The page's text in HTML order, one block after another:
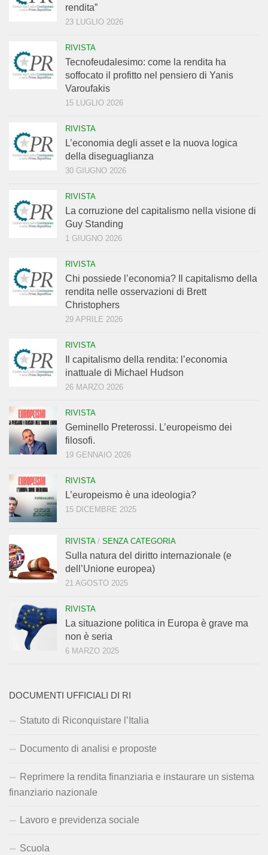
rendita”
23 LUGLIO 2026
RIVISTA
Tecnofeudalesimo: come la rendita ha
soffocato il profitto nel pensiero di Yanis
Varoufakis
15 LUGLIO 2026
RIVISTA
L’economia degli asset e la nuova logica
della diseguaglianza
30 GIUGNO 2026
RIVISTA
La corruzione del capitalismo nella visione di
Guy Standing
1 GIUGNO 2026
RIVISTA
Chi possiede l’economia? Il capitalismo della
rendita nelle osservazioni di Brett
Christophers
29 APRILE 2026
RIVISTA
Il capitalismo della rendita: l’economia
inattuale di Michael Hudson
26 MARZO 2026
RIVISTA
Geminello Preterossi. L’europeismo dei
filosofi.
19 GENNAIO 2026
RIVISTA
L’europeismo è una ideologia?
15 DICEMBRE 2025
RIVISTA/ SENZA CATEGORIA
Sulla natura del diritto internazionale (e
dell’Unione europea)
21 AGOSTO 2025
RIVISTA
La situazione politica in Europa è grave ma
non è seria
6 MARZO 2025
DOCUMENTI UFFICIALI DI RI
Statuto di Riconquistare l’Italia
Documento di analisi e proposte
Reprimere la rendita finanziaria e instaurare un sistema
finanziario nazionale
Lavoro e previdenza sociale
Scuola